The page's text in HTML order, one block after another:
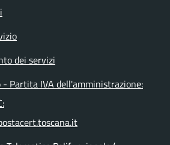
dei servizi
- Partita IVA dell'amministrazione: